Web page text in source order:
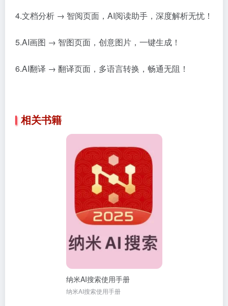
4.文档分析 → 智阅页面，AI阅读助手，深度解析无忧！
5.AI画图 → 智图页面，创意图片，一键生成！
6.AI翻译 → 翻译页面，多语言转换，畅通无阻！
相关书籍
纳米AI搜索使用手册
纳米AI搜索使用手册